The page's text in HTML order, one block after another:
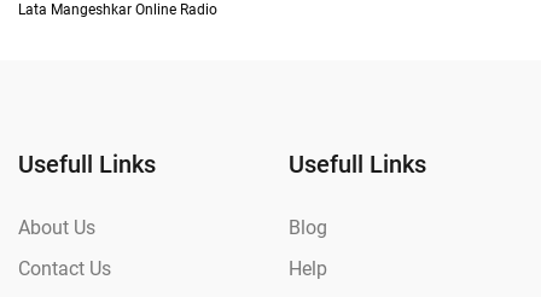
Lata Mangeshkar Online Radio
Usefull Links
About Us
Contact Us
Usefull Links
Blog
Help